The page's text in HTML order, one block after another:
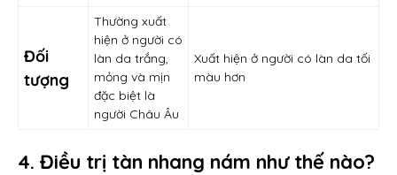
Đối
tượng
Thường xuất
hiện ở người có
làn da trắng,
mỏng và mịn
đặc biệt là
người Châu Âu
Xuất hiện ở người có làn da tối
màu hơn
4. Điều trị tàn nhang nám như thế nào?